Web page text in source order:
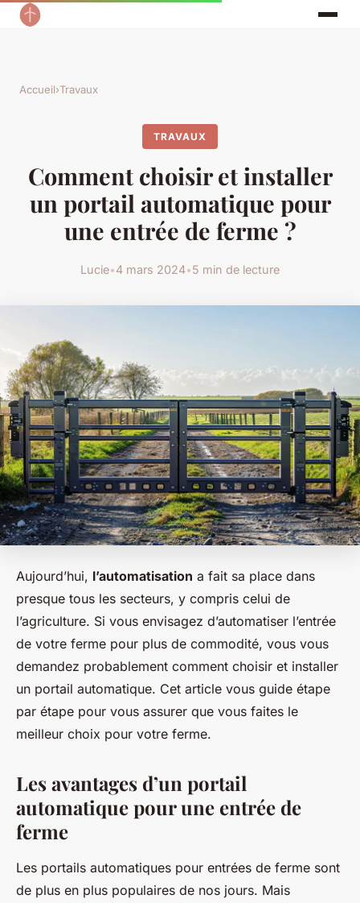
Accueil›Travaux
TRAVAUX
Comment choisir et installer
un portail automatique pour
une entrée de ferme ?
Lucie•4 mars 2024•5 min de lecture
Aujourd’hui, l’automatisation a fait sa place dans
presque tous les secteurs, y compris celui de
l’agriculture. Si vous envisagez d’automatiser l’entrée
de votre ferme pour plus de commodité, vous vous
demandez probablement comment choisir et installer
un portail automatique. Cet article vous guide étape
par étape pour vous assurer que vous faites le
meilleur choix pour votre ferme.
Les avantages d’un portail
automatique pour une entrée de
ferme
Les portails automatiques pour entrées de ferme sont
de plus en plus populaires de nos jours. Mais